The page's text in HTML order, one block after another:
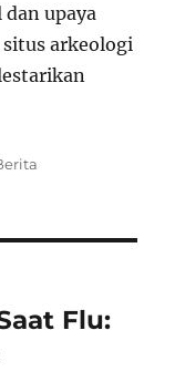
upaya
arkeologi
Flu: